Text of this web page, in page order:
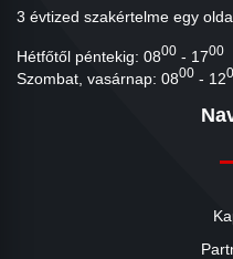
3 évtized szakértelme egy
Hétfőtől péntekig: 0800 - 1700
Szombat, vasárnap: 0800 - 12